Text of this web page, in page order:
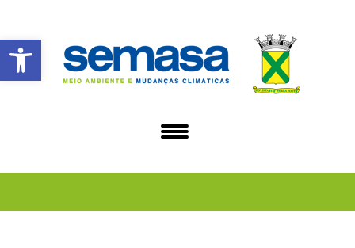
Abrir a barra de ferramentas